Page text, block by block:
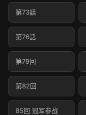
第73話
第76話
第79回
第82回
85回 冠军参战